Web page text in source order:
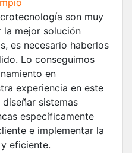
son muy
la mejor solución
es necesario haberlos
Lo conseguimos
en
experiencia en este
sistemas
específicamente
e implementar la
eficiente.